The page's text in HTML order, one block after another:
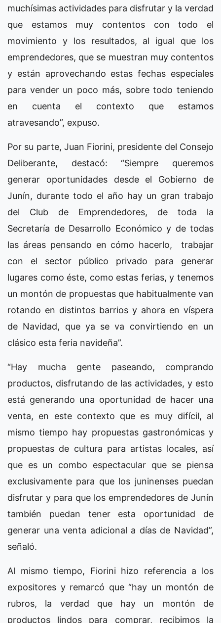
muchísimas actividades para disfrutar y la verdad
que estamos muy contentos con todo el
movimiento y los resultados, al igual que los
emprendedores, que se muestran muy contentos
y están aprovechando estas fechas especiales
para vender un poco más, sobre todo teniendo
en cuenta el contexto que estamos
atravesando”, expuso.
Por su parte, Juan Fiorini, presidente del Consejo
Deliberante, destacó: “Siempre queremos
generar oportunidades desde el Gobierno de
Junín, durante todo el año hay un gran trabajo
del Club de Emprendedores, de toda la
Secretaría de Desarrollo Económico y de todas
las áreas pensando en cómo hacerlo, trabajar
con el sector público privado para generar
lugares como éste, como estas ferias, y tenemos
un montón de propuestas que habitualmente van
rotando en distintos barrios y ahora en víspera
de Navidad, que ya se va convirtiendo en un
clásico esta feria navideña”.
“Hay mucha gente paseando, comprando
productos, disfrutando de las actividades, y esto
está generando una oportunidad de hacer una
venta, en este contexto que es muy difícil, al
mismo tiempo hay propuestas gastronómicas y
propuestas de cultura para artistas locales, así
que es un combo espectacular que se piensa
exclusivamente para que los juninenses puedan
disfrutar y para que los emprendedores de Junín
también puedan tener esta oportunidad de
generar una venta adicional a días de Navidad”,
señaló.
Al mismo tiempo, Fiorini hizo referencia a los
expositores y remarcó que “hay un montón de
rubros, la verdad que hay un montón de
productos lindos para comprar, recibimos la